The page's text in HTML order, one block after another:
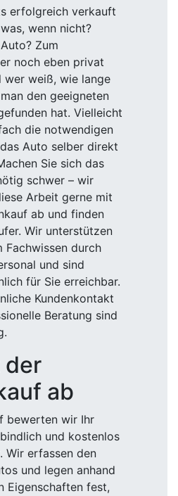
erfolgreich verkauft
wenn nicht?
Zum
noch eben privat
wer weiß, wie lange
den geeigneten
hat. Vielleicht
die notwendigen
Auto selber direkt
Sie sich das
schwer – wir
Arbeit gerne mit
ab und finden
Wir unterstützen
Fachwissen durch
und sind
für Sie erreichbar.
Kundenkontakt
Beratung sind
der
ab
bewerten wir Ihr
und kostenlos
Wir erfassen den
und legen anhand
Eigenschaften fest,